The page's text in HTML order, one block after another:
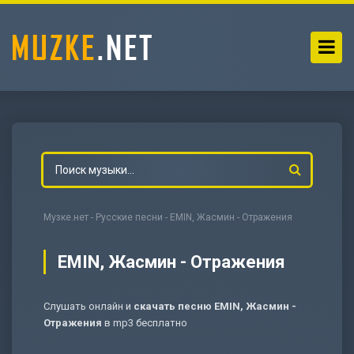
Музке.нет - Русские песни - EMIN, Жасмин - Отражения
EMIN, Жасмин - Отражения
Слушать онлайн и скачать песню EMIN, Жасмин -
Отражения в mp3 бесплатно